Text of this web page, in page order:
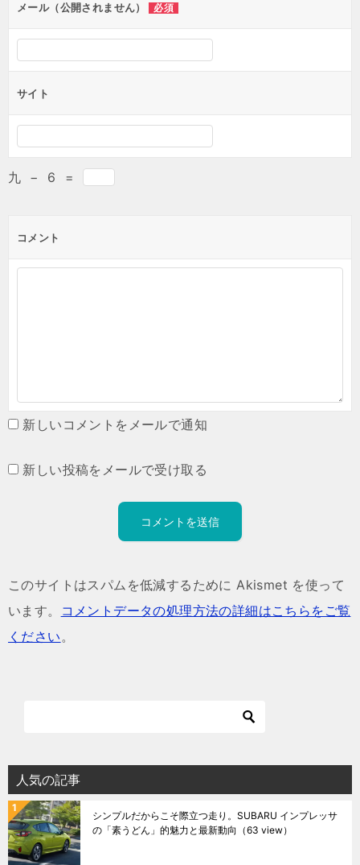
メール（公開されません） 必須
サイト
九 − 6 =
コメント
新しいコメントをメールで通知
新しい投稿をメールで受け取る
このサイトはスパムを低減するために Akismet を使って
います。
コメントデータの処理方法の詳細はこちらをご覧
ください。
人気の記事
シンプルだからこそ際立つ走り。SUBARU インプレッサ
の「素うどん」的魅力と最新動向 （63 view）